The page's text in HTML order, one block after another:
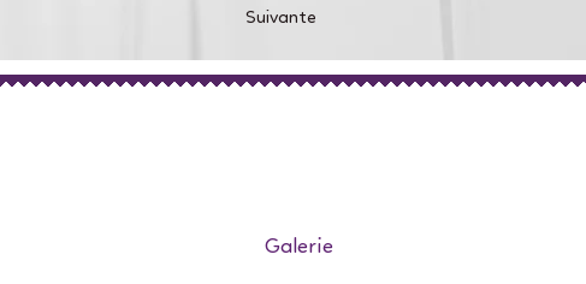
Suivante
Galerie